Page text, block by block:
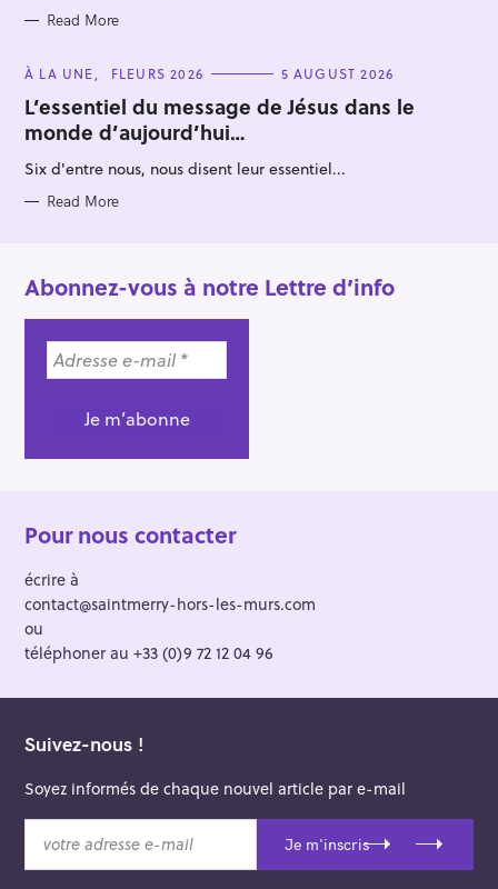
Read More
C
T
E
G
O
R
I
S
À LA UNE FLEURS 2026 5 AUGUST 2026
L’essentiel du message de Jésus dans le
monde d’aujourd’hui…
Six d'entre nous, nous disent leur essentiel...
Read More
Abonnez-vous à notre Lettre d’info
Pour nous contacter
écrire à
contact@saintmerry-hors-les-murs.com
ou
téléphoner au +33 (0)9 72 12 04 96
Suivez-nous !
Soyez informés de chaque nouvel article par e-mail
t
Je m'inscris